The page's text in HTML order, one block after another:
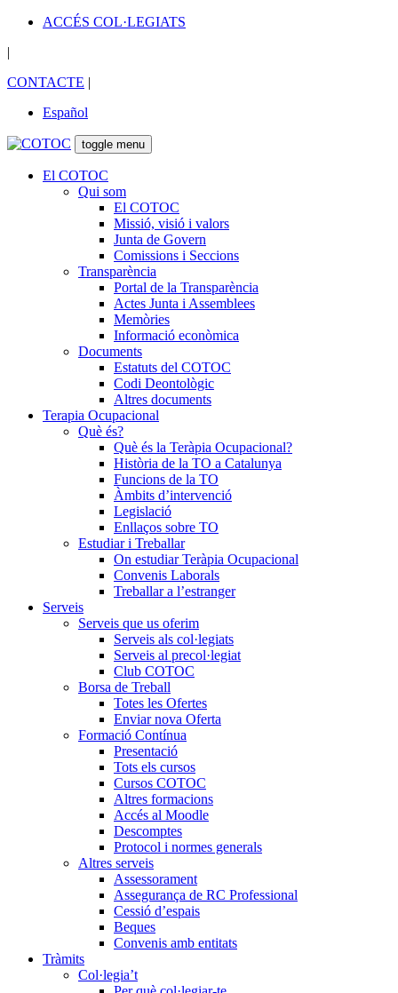
ACCÉS COL·LEGIATS
|
CONTACTE |
Español
toggle menu
El COTOC
Qui som
El COTOC
Missió, visió i valors
Junta de Govern
Comissions i Seccions
Transparència
Portal de la Transparència
Actes Junta i Assemblees
Memòries
Informació econòmica
Documents
Estatuts del COTOC
Codi Deontològic
Altres documents
Terapia Ocupacional
Què és?
Què és la Teràpia Ocupacional?
Història de la TO a Catalunya
Funcions de la TO
Àmbits d’intervenció
Legislació
Enllaços sobre TO
Estudiar i Treballar
On estudiar Teràpia Ocupacional
Convenis Laborals
Treballar a l’estranger
Serveis
Serveis que us oferim
Serveis als col·legiats
Serveis al precol·legiat
Club COTOC
Borsa de Treball
Totes les Ofertes
Enviar nova Oferta
Formació Contínua
Presentació
Tots els cursos
Cursos COTOC
Altres formacions
Accés al Moodle
Descomptes
Protocol i normes generals
Altres serveis
Assessorament
Assegurança de RC Professional
Cessió d’espais
Beques
Convenis amb entitats
Tràmits
Col·legia’t